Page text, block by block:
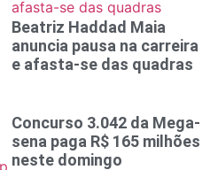
Beatriz Haddad Maia
anuncia pausa na carreira
e afasta-se das quadras
Concurso 3.042 da Mega-
sena paga R$ 165 milhões
neste domingo